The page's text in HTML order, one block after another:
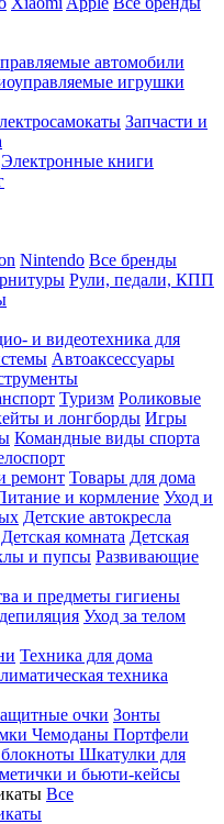
автомобили
игрушки
Запчасти и
Электронные книги
Nintendo Все бренды
Рули, педали, КПП
и видеотехника для
Автоаксессуары
Туризм Роликовые
и лонгборды Игры
Командные виды спорта
ремонт Товары для дома
и кормление Уход и
Детские автокресла
Детская комната Детская
и пупсы Развивающие
и предметы гигиены
Уход за телом
Техника для дома
техника
очки Зонты
Чемоданы Портфели
Шкатулки для
и бьюти-кейсы
Все